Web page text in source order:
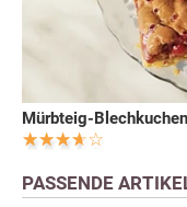
Mürbteig-
PASSENDE